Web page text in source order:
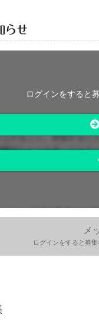
らせ
ログインをすると
メ
ログインをすると募